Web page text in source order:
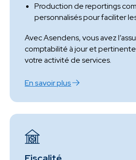
Production de reportings
personnalisés pour faciliter
Avec Asendens, vous avez
comptabilité à jour et
votre activité de services.
En savoir plus